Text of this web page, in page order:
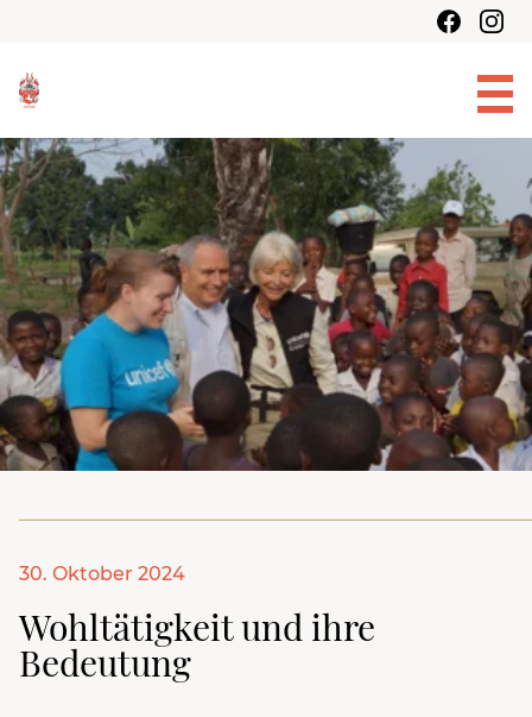
30. Oktober 2024
Wohltätigkeit und ihre
Bedeutung